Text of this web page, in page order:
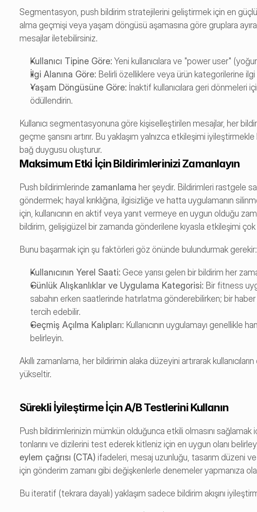
Segmentasyon, push bildirim stratejilerini geliştirmek için en güçlü
alma geçmişi veya yaşam döngüsü aşamasına göre gruplara
mesajlar iletebilirsiniz.
Kullanıcı Tipine Göre: Yeni kullanıcılara ve "power user"
İlgi Alanına Göre: Belirli özelliklere veya ürün kategorilerine
Yaşam Döngüsüne Göre: İnaktif kullanıcılara geri dönmeleri
ödüllendirin.
Kullanıcı segmentasyonuna göre kişiselleştirilen mesajlar, her
geçme şansını artırır. Bu yaklaşım yalnızca etkileşimi
bağ duygusu oluşturur.
Maksimum Etki İçin Bildirimlerinizi Zamanlayın
Push bildirimlerinde zamanlama her şeydir. Bildirimleri rastgele
göndermek; hayal kırıklığına, ilgisizliğe ve hatta uygulamanın
için, kullanıcının en aktif veya yanıt vermeye en uygun olduğu
bildirim, gelişigüzel bir zamanda gönderilene kıyasla etkileşimi çok
Bunu başarmak için şu faktörleri göz önünde bulundurmak gerekir:
Kullanıcının Yerel Saati: Gece yarısı gelen bir bildirim her
Günlük Alışkanlıklar ve Uygulama Kategorisi: Bir fitness
sabahın erken saatlerinde hatırlatma gönderebilirken; bir
tercih edebilir.
Geçmiş Açılma Kalıpları: Kullanıcının uygulamayı genellikle
belirleyin.
Akıllı zamanlama, her bildirimin alaka düzeyini artırarak
yükseltir.
Sürekli İyileştirme İçin A/B Testlerini Kullanın
Push bildirimlerinizin mümkün olduğunca etkili olmasını sağlamak
eylem çağrısı (CTA) ifadeleri, mesaj uzunluğu, tasarım düzeni
için gönderim zamanı gibi değişkenlerle denemeler yapmanıza
Bu iteratif (tekrara dayalı) yaklaşım sadece bildirim akışını